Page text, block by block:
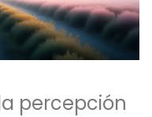
percepción